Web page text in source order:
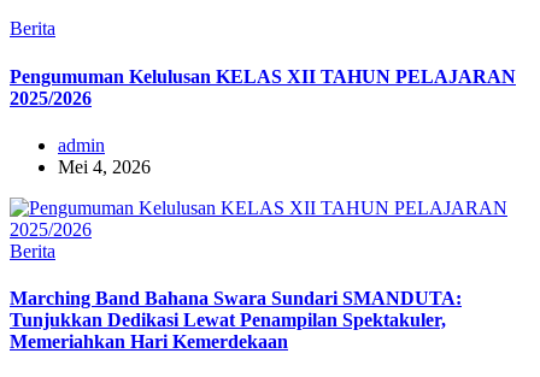
Berita
Pengumuman Kelulusan KELAS XII TAHUN PELAJARAN
2025/2026
admin
Mei 4, 2026
Berita
Marching Band Bahana Swara Sundari SMANDUTA:
Tunjukkan Dedikasi Lewat Penampilan Spektakuler,
Memeriahkan Hari Kemerdekaan